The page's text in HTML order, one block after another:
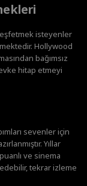
isteyenler
Hollywood
bağımsız
hitap etmeyi
sevenler için
Yıllar
ve sinema
tekrar izleme